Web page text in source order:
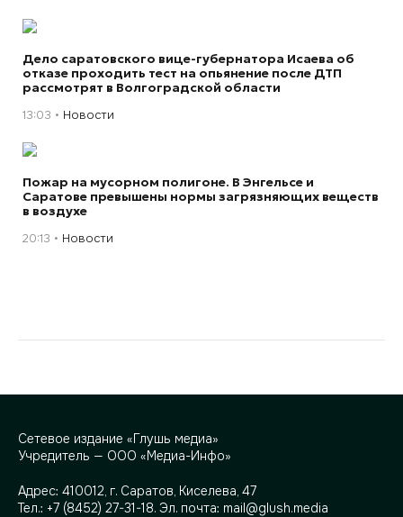
Дело саратовского вице-губернатора Исаева об
отказе проходить тест на опьянение после ДТП
рассмотрят в Волгоградской области
13:03 Новости
Пожар на мусорном полигоне. В Энгельсе и
Саратове превышены нормы загрязняющих веществ
в воздухе
20:13 Новости
Сетевое издание «Глушь медиа»
Учредитель — ООО «Медиа-Инфо»
Адрес: 410012, г. Саратов, Киселева, 47
Тел.: +7 (8452) 27-31-18. Эл. почта: mail@glush.media